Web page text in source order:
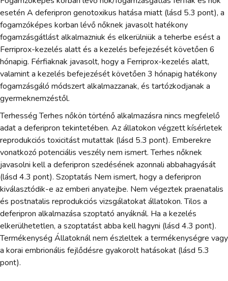
esetén A deferipron genotoxikus hatása miatt (lásd 5.3 pont), a
fogamzóképes korban lévő nőknek javasolt hatékony
fogamzásgátlást alkalmazniuk és elkerülniük a teherbe esést a
Ferriprox-kezelés alatt és a kezelés befejezését követően 6
hónapig. Férfiaknak javasolt, hogy a Ferriprox-kezelés alatt,
valamint a kezelés befejezését követően 3 hónapig hatékony
fogamzásgáló módszert alkalmazzanak, és tartózkodjanak a
gyermeknemzéstől.
Terhesség Terhes nőkön történő alkalmazásra nincs megfelelő
adat a deferipron tekintetében. Az állatokon végzett kísérletek
reprodukciós toxicitást mutattak (lásd 5.3 pont). Emberekre
vonatkozó potenciális veszély nem ismert. Terhes nőknek
javasolni kell a deferipron szedésének azonnali abbahagyását
(lásd 4.3 pont). Szoptatás Nem ismert, hogy a deferipron
kiválasztódik-e az emberi anyatejbe. Nem végeztek praenatalis
és postnatalis reprodukciós vizsgálatokat állatokon. Tilos a
deferipron alkalmazása szoptató anyáknál. Ha a kezelés
elkerülhetetlen, a szoptatást abba kell hagyni (lásd 4.3 pont).
Termékenység Állatoknál nem észleltek a termékenységre vagy
a korai embrionális fejlődésre gyakorolt hatásokat (lásd 5.3
pont).